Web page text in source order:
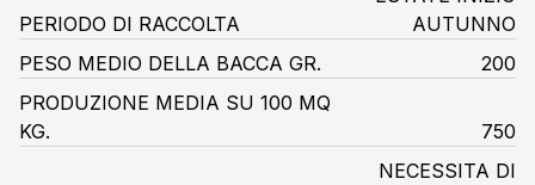
PERIODO DI RACCOLTA
AUTUNNO
PESO MEDIO DELLA BACCA GR.
200
PRODUZIONE MEDIA SU 100 MQ
KG.
750
NECESSITA DI